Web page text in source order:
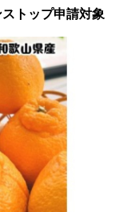
トップ申請対象